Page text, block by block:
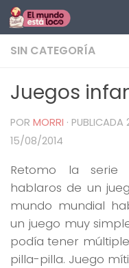
Saltar al
SIN CATEGORÍA
Juegos
POR MORRI · PUBLICADA
15/08/2014
Retomo la serie
hablaros de un
mundo mundial
un juego muy
podía tener
pilla-pilla. Juego